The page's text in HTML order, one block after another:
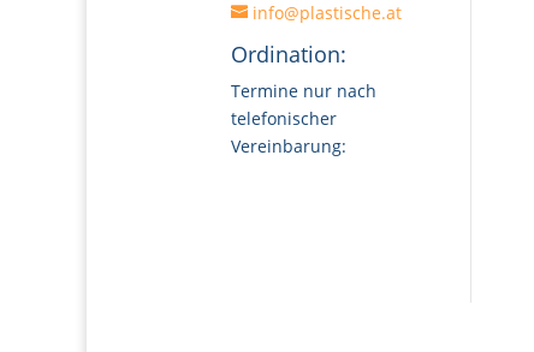
info@plastische.at
Ordination:
Termine nur nach
telefonischer
Vereinbarung: